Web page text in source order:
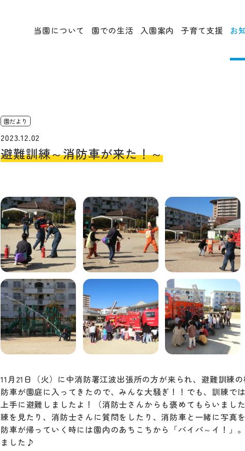
当園について 園での生活 入園案内 子育て支援 お
園だより
2023.12.02
避難訓練～消防車が来た！～
11月21日（火）に中消防署江波出張所の方が来られ、避難訓練
防車が園庭に入ってきたので、みんな大騒ぎ！！でも、訓練で
上手に避難しましたよ！（消防士さんからも褒めてもらいまし
練を見たり、消防士さんに質問をしたり、消防車と一緒に写真
防車が帰っていく時には園内のあちこちから「バイバ～イ！」
ました♪